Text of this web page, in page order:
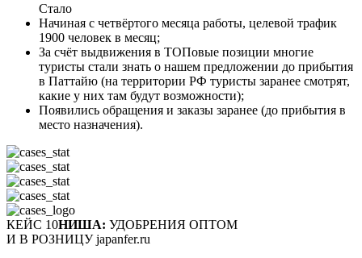
Стало
Начиная с четвёртого месяца работы, целевой трафик
1900 человек в месяц;
За счёт выдвижения в ТОПовые позиции многие
туристы стали знать о нашем предложении до прибытия
в Паттайю (на территории РФ туристы заранее смотрят,
какие у них там будут возможности);
Появились обращения и заказы заранее (до прибытия в
место назначения).
КЕЙС 10НИША: УДОБРЕНИЯ ОПТОМ
И В РОЗНИЦУ japanfer.ru